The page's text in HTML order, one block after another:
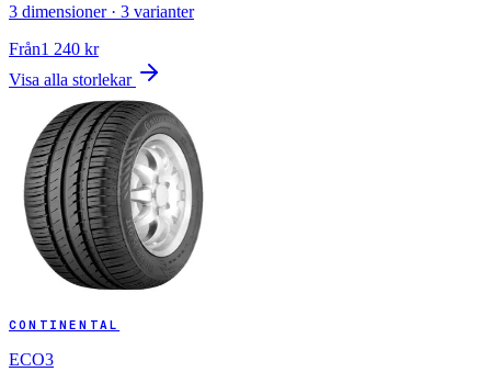
3 dimensioner · 3 varianter
Från1 240 kr
Visa alla storlekar
CONTINENTAL
ECO3